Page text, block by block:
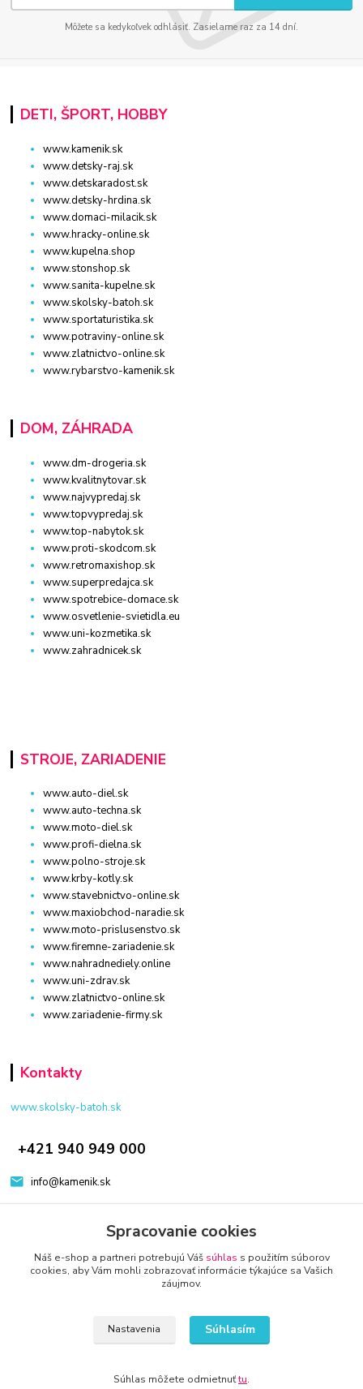
Môžete sa kedykoľvek odhlásiť. Zasielame raz za 14 dní.
DETI, ŠPORT, HOBBY
www.kamenik.sk
www.detsky-raj.sk
www.detskaradost.sk
www.detsky-hrdina.sk
www.domaci-milacik.sk
www.hracky-online.sk
www.kupelna.shop
www.stonshop.sk
www.sanita-kupelne.sk
www.skolsky-batoh.sk
www.sportaturistika.sk
www.potraviny-online.sk
www.zlatnictvo-online.sk
www.rybarstvo-kamenik.sk
DOM, ZÁHRADA
www.dm-drogeria.sk
www.kvalitnytovar.sk
www.najvypredaj.sk
www.topvypredaj.sk
www.top-nabytok.sk
www.proti-skodcom.sk
www.retromaxishop.sk
www.superpredajca.sk
www.spotrebice-domace.sk
www.osvetlenie-svietidla.eu
www.uni-kozmetika.sk
www.zahradnicek.sk
STROJE, ZARIADENIE
www.auto-diel.sk
www.auto-techna.sk
www.moto-diel.sk
www.profi-dielna.sk
www.polno-stroje.sk
www.krby-kotly.sk
www.stavebnictvo-online.sk
www.maxiobchod-naradie.sk
www.moto-prislusenstvo.sk
www.firemne-zariadenie.sk
www.nahradnediely.online
www.uni-zdrav.sk
www.zlatnictvo-online.sk
www.zariadenie-firmy.sk
Kontakty
www.skolsky-batoh.sk
+421 940 949 000
info@kamenik.sk
Eshop-rychlo.sk
Spracovanie cookies
Náš e-shop a partneri potrebujú Váš súhlas s použitím súborov
cookies, aby Vám mohli zobrazovať informácie týkajúce sa Vašich
záujmov.
Nastavenia Súhlasím
Súhlas môžete odmietnuťtu.